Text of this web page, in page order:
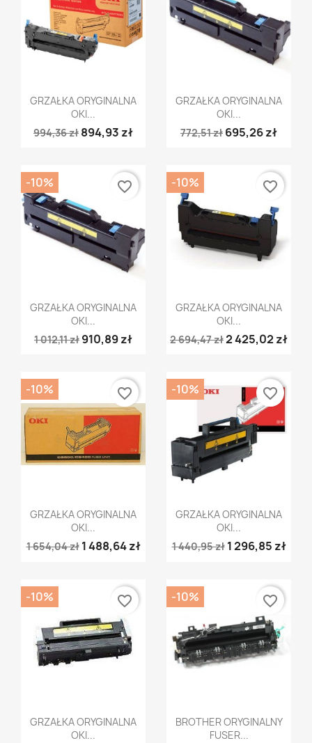
Szybki podgląd
GRZAŁKA ORYGINALNA
OKI...
994,36 zł 894,93 zł
Szybki podgląd
GRZAŁKA ORYGINALNA
OKI...
772,51 zł 695,26 zł
Szybki podgląd
GRZAŁKA ORYGINALNA
OKI...
1 012,11 zł 910,89 zł
-10% favorite_border
Szybki podgląd
GRZAŁKA ORYGINALNA
OKI...
2 694,47 zł2 425,02 zł
-10% favorite_border
Szybki podgląd
GRZAŁKA ORYGINALNA
OKI...
1 654,04 zł 1 488,64 zł
-10% favorite_border
Szybki podgląd
GRZAŁKA ORYGINALNA
OKI...
1 440,95 zł 1 296,85 zł
-10% favorite_border
Szybki podgląd
GRZAŁKA ORYGINALNA
OKI...
-10% favorite_border
Szybki podgląd
BROTHER ORYGINALNY
FUSER...
-10% favorite_border